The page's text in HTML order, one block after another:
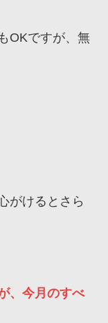
OKですが、無
がけるとさら
、今月のすべ